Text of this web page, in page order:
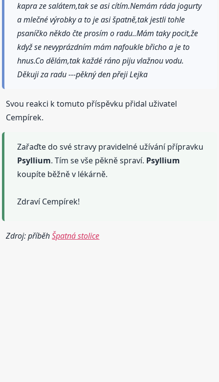
kapra ze salátem,tak se asi cítím.Nemám ráda jogurty
a mlečné výrobky a to je asi špatně,tak jestli tohle
psaníčko někdo čte prosím o radu..Mám taky pocit,že
když se nevyprázdním mám nafoukle břicho a je to
hnus.Co dělám,tak každé ráno piju vlažnou vodu.
Děkuji za radu ---pěkný den přeji Lejka
Svou reakci k tomuto příspěvku přidal uživatel
Cempírek.
Zařaďte do své stravy pravidelné užívání přípravku
Psyllium. Tím se vše pěkně spraví. Psyllium
koupíte běžně v lékárně.
Zdraví Cempírek!
Zdroj: příběhŠpatná stolice